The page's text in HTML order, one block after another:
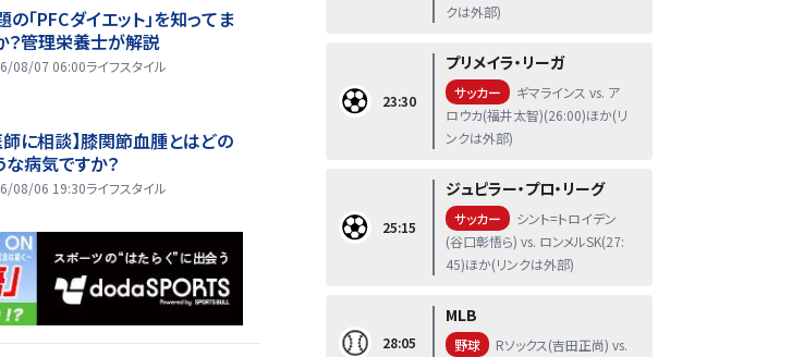
の「PFCダイエット」を知ってま
？管理栄養士が解説
08/07 06:00ライフスタイル
師に相談】膝関節血腫とはどの
な病気ですか？
08/06 19:30ライフスタイル
クは外部)
23:30
プリメイラ・リーガ
サッカー
ギマラインス vs. ア
ロウカ(福井太智)(26:00)ほか(リ
ンクは外部)
25:15
ジュピラー・プロ・リーグ
サッカー
シント=トロイデン
(谷口彰悟ら) vs. ロンメルSK(27:
45)ほか(リンクは外部)
28:05
MLB
野球
Rソックス(吉田正尚) vs.